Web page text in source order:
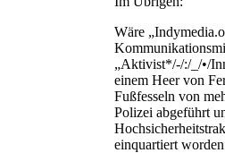
Wäre
„Aktivist*/-/:/_/•/
einem Heer von
Fußfesseln von
Polizei abgeführt
einquartiert